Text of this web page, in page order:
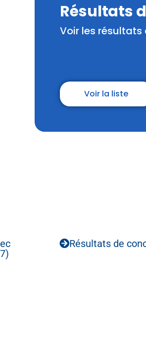
Résultats
Voir les résultats
Voir la liste
Résultats de